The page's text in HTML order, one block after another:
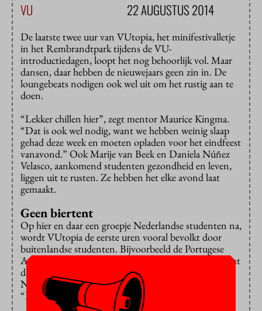
VU 22 AUGUSTUS 2014
De laatste twee uur van VUtopia, het minifestivalletje
in het Rembrandtpark tijdens de VU-
introductiedagen, loopt het nog behoorlijk vol. Maar
dansen, daar hebben de nieuwejaars geen zin in. De
loungebeats nodigen ook wel uit om het rustig aan te
doen.
“Lekker chillen hier”, zegt mentor Maurice Kingma.
“Dat is ook wel nodig, want we hebben weinig slaap
gehad deze week en moeten opladen voor het eindfeest
vanavond.” Ook Marije van Beek en Daniela Núñez
Velasco, aankomend studenten gezondheid en leven,
liggen uit te rusten. Ze hebben het elke avond laat
gemaakt.
Geen biertent
Op hier en daar een groepje Nederlandse studenten na,
wordt VUtopia de eerste uren vooral bevolkt door
buitenlandse studenten. Bijvoorbeeld de Portugese
Andrea Silva, die aan de VU de master marketing komt
doen. “Mijn moeder heeft hier gewoond, ze is
Nederlandse”, zegt ze in bijna accentloos Nederlands.
“Daarom wilde ik graag in Amsterdam studeren.”